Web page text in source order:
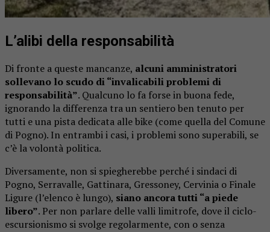
L’alibi della responsabilità
Di fronte a queste mancanze, alcuni amministratori
sollevano lo scudo di “invalicabili problemi di
responsabilità”. Qualcuno lo fa forse in buona fede,
ignorando la differenza tra un sentiero ben tenuto per
tutti e una pista dedicata alle bike (come quella del Comune
di Pogno). In entrambi i casi, i problemi sono superabili, se
c’è la volontà politica.
Diversamente, non si spiegherebbe perché i sindaci di
Pogno, Serravalle, Gattinara, Gressoney, Cervinia o Finale
Ligure (l’elenco è lungo), siano ancora tutti “a piede
libero”. Per non parlare delle valli limitrofe, dove il ciclo-
escursionismo si svolge regolarmente, con o senza